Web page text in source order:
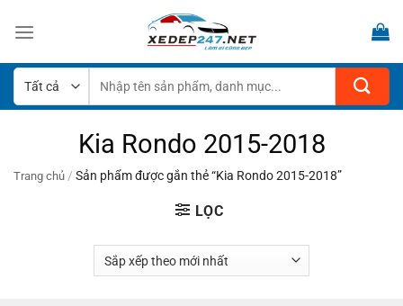
qua
dung
kiếm:
Kia Rondo 2015-2018
Trang chủ / Sản phẩm được gắn thẻ “Kia Rondo 2015-2018”
LỌC